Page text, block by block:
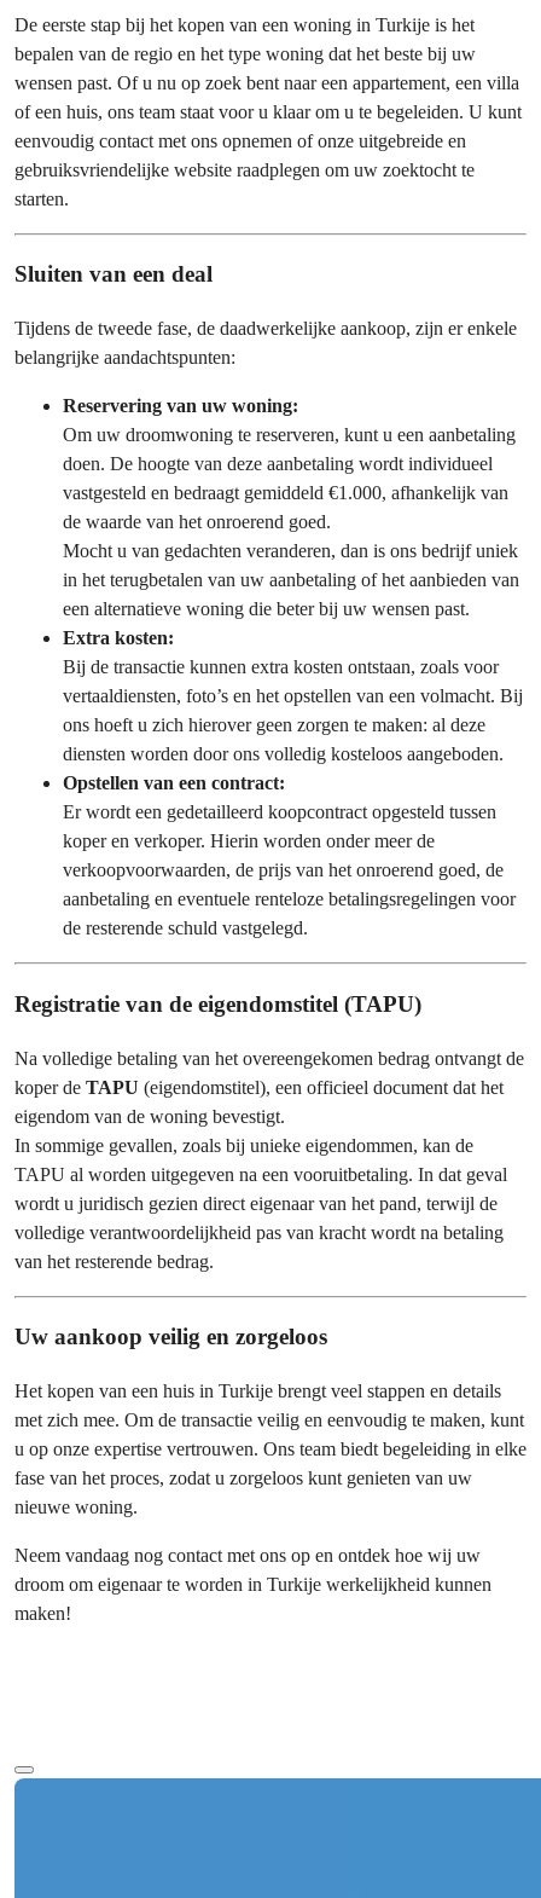
De eerste stap bij het kopen van een woning in Turkije is het
bepalen van de regio en het type woning dat het beste bij uw
wensen past. Of u nu op zoek bent naar een appartement, een villa
of een huis, ons team staat voor u klaar om u te begeleiden. U kunt
eenvoudig contact met ons opnemen of onze uitgebreide en
gebruiksvriendelijke website raadplegen om uw zoektocht te
starten.
Sluiten van een deal
Tijdens de tweede fase, de daadwerkelijke aankoop, zijn er enkele
belangrijke aandachtspunten:
Reservering van uw woning:
Om uw droomwoning te reserveren, kunt u een aanbetaling
doen. De hoogte van deze aanbetaling wordt individueel
vastgesteld en bedraagt gemiddeld €1.000, afhankelijk van
de waarde van het onroerend goed.
Mocht u van gedachten veranderen, dan is ons bedrijf uniek
in het terugbetalen van uw aanbetaling of het aanbieden van
een alternatieve woning die beter bij uw wensen past.
Extra kosten:
Bij de transactie kunnen extra kosten ontstaan, zoals voor
vertaaldiensten, foto’s en het opstellen van een volmacht. Bij
ons hoeft u zich hierover geen zorgen te maken: al deze
diensten worden door ons volledig kosteloos aangeboden.
Opstellen van een contract:
Er wordt een gedetailleerd koopcontract opgesteld tussen
koper en verkoper. Hierin worden onder meer de
verkoopvoorwaarden, de prijs van het onroerend goed, de
aanbetaling en eventuele renteloze betalingsregelingen voor
de resterende schuld vastgelegd.
Registratie van de eigendomstitel (TAPU)
Na volledige betaling van het overeengekomen bedrag ontvangt de
koper de TAPU (eigendomstitel), een officieel document dat het
eigendom van de woning bevestigt.
In sommige gevallen, zoals bij unieke eigendommen, kan de
TAPU al worden uitgegeven na een vooruitbetaling. In dat geval
wordt u juridisch gezien direct eigenaar van het pand, terwijl de
volledige verantwoordelijkheid pas van kracht wordt na betaling
van het resterende bedrag.
Uw aankoop veilig en zorgeloos
Het kopen van een huis in Turkije brengt veel stappen en details
met zich mee. Om de transactie veilig en eenvoudig te maken, kunt
u op onze expertise vertrouwen. Ons team biedt begeleiding in elke
fase van het proces, zodat u zorgeloos kunt genieten van uw
nieuwe woning.
Neem vandaag nog contact met ons op en ontdek hoe wij uw
droom om eigenaar te worden in Turkije werkelijkheid kunnen
maken!
Ref:
Prijs